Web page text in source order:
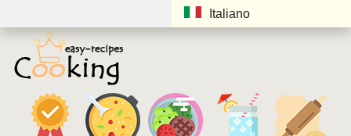
Italiano